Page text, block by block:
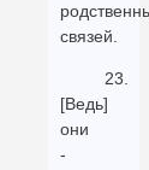
связей.
23.
[Ведь]
они
-